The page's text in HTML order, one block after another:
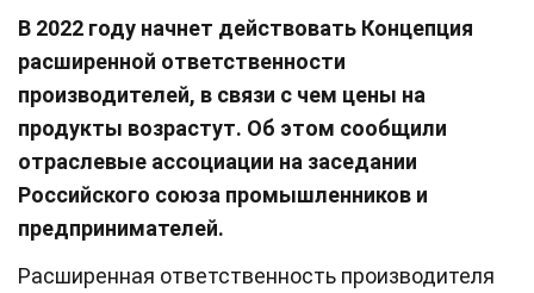
В 2022 году начнет действовать Концепция
расширенной ответственности
производителей, в связи с чем цены на
продукты возрастут. Об этом сообщили
отраслевые ассоциации на заседании
Российского союза промышленников и
предпринимателей.
Расширенная ответственность производителя